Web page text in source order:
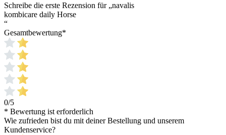
Schreibe die erste Rezension für „navalis
kombicare daily Horse
“
Gesamtbewertung*
0/5
* Bewertung ist erforderlich
Wie zufrieden bist du mit deiner Bestellung und unserem
Kundenservice?